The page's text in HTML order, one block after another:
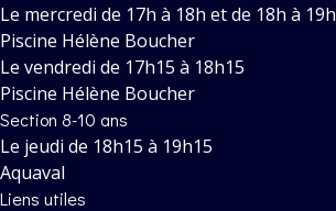
Le mercredi de 17h à 18h et de 18h à 19h
Piscine Hélène Boucher
Le vendredi de 17h15 à 18h15
Piscine Hélène Boucher
Section 8-10 ans
Le jeudi de 18h15 à 19h15
Aquaval
Liens utiles